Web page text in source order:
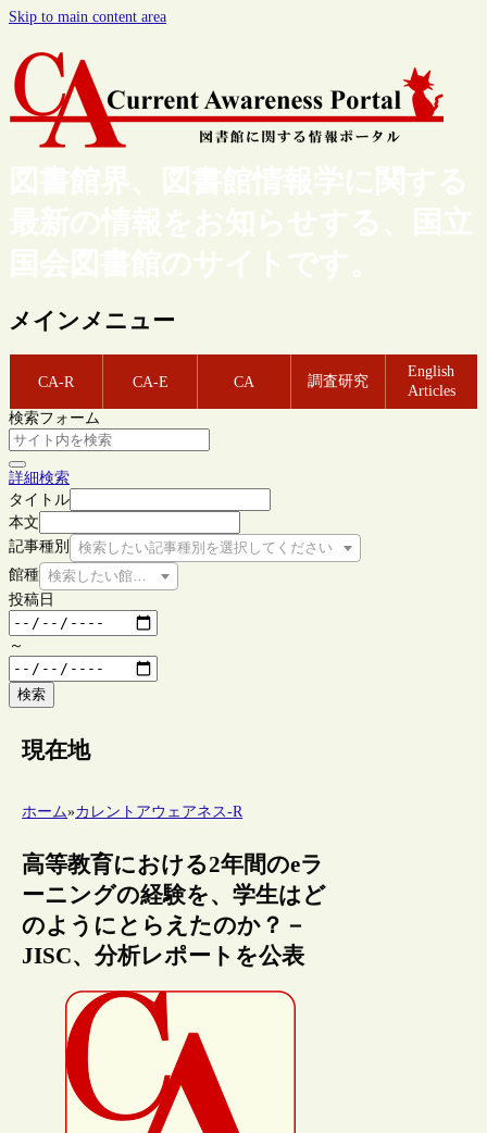
Skip to main content area
図書館界、図書館情報学に関する
最新の情報をお知らせする、国立
国会図書館のサイトです。
メインメニュー
CA-R CA-E CA 調査研究
English
Articles
検索フォーム
詳細検索
タイトル
本文
記事種別
検索したい記事種別を選択してください
館種 検索したい館種を選択してください
投稿日
～
検索
現在地
ホーム»カレントアウェアネス-R
高等教育における2年間のeラ
ーニングの経験を、学生はど
のようにとらえたのか？－
JISC、分析レポートを公表